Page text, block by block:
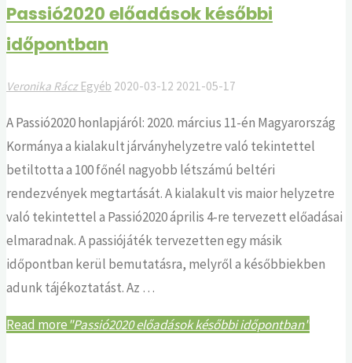
Passió2020 előadások későbbi
időpontban
Veronika Rácz Egyéb 2020-03-12 2021-05-17
A Passió2020 honlapjáról: 2020. március 11-én Magyarország
Kormánya a kialakult járványhelyzetre való tekintettel
betiltotta a 100 főnél nagyobb létszámú beltéri
rendezvények megtartását. A kialakult vis maior helyzetre
való tekintettel a Passió2020 április 4-re tervezett előadásai
elmaradnak. A passiójáték tervezetten egy másik
időpontban kerül bemutatásra, melyről a későbbiekben
adunk tájékoztatást. Az …
Read more"Passió2020 előadások későbbi időpontban"